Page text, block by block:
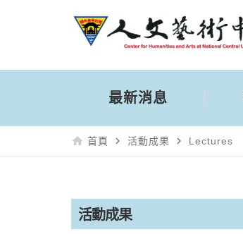
最新消息
home 首頁 navigate_next 活動成果 navigate_next Lectures
活動成果